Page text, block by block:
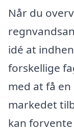
Når du
idé at
forskellige
med at få
markedet
kan